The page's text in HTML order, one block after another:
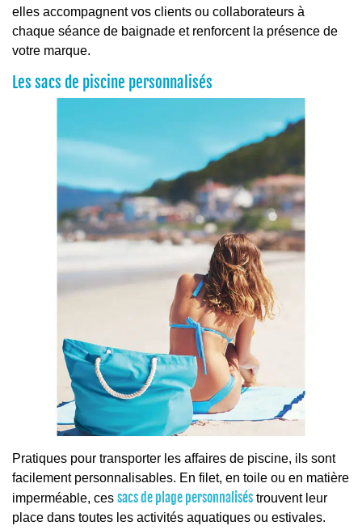
elles accompagnent vos clients ou collaborateurs à
chaque séance de baignade et renforcent la présence de
votre marque.
Les sacs de piscine personnalisés
Pratiques pour transporter les affaires de piscine, ils sont
facilement personnalisables. En filet, en toile ou en matière
imperméable, ces sacs de plage personnalisés trouvent leur
place dans toutes les activités aquatiques ou estivales.